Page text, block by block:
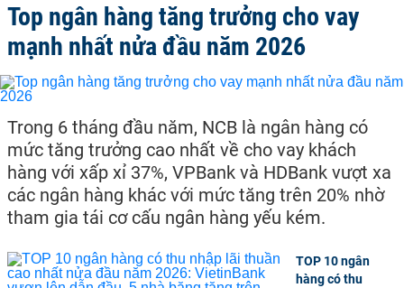
Top ngân hàng tăng trưởng cho vay
mạnh nhất nửa đầu năm 2026
Trong 6 tháng đầu năm, NCB là ngân hàng có
mức tăng trưởng cao nhất về cho vay khách
hàng với xấp xỉ 37%, VPBank và HDBank vượt xa
các ngân hàng khác với mức tăng trên 20% nhờ
tham gia tái cơ cấu ngân hàng yếu kém.
TOP 10 ngân
hàng có thu